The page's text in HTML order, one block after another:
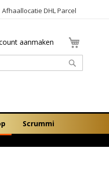
Afhaallocatie DHL Parcel
aanmaken
Zoek
Scrummi